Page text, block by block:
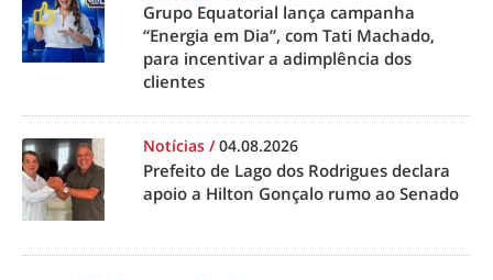
Grupo Equatorial lança campanha
“Energia em Dia”, com Tati Machado,
para incentivar a adimplência dos
clientes
Notícias /04.08.2026
Prefeito de Lago dos Rodrigues declara
apoio a Hilton Gonçalo rumo ao Senado